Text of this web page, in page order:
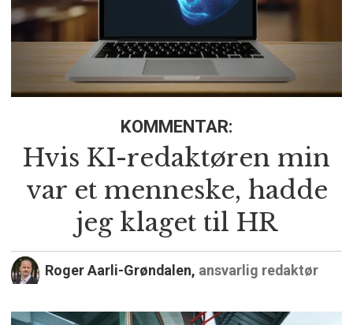
KOMMENTAR:
Hvis KI-redaktøren min
var et menneske, hadde
jeg klaget til HR
Roger Aarli-Grøndalen, ansvarlig redaktør